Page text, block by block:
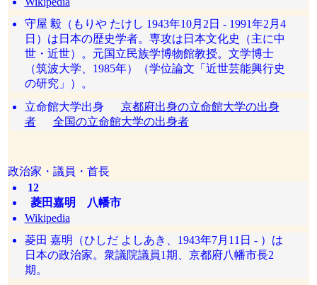
守屋 毅（もりや たけし 1943年10月2日 - 1991年2月4
日）は日本の歴史学者。専攻は日本文化史（主に中
世・近世）。元国立民族学博物館教授。文学博士
（筑波大学、1985年）（学位論文「近世芸能興行史
の研究」）。
立命館大学出身 京都府出身の立命館大学の出身
者
全国の立命館大学の出身者
政治家・議員・首長
12
菱田嘉明 八幡市
Wikipedia
菱田 嘉明（ひしだ よしあき、1943年7月11日 - ）は
日本の政治家。衆議院議員1期、京都府八幡市長2
期。